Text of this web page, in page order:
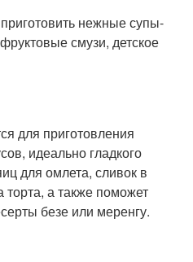
нежные супы-
смузи, детское
для приготовления
идеально гладкого
для омлета, сливок в
а также поможет
безе или меренгу.